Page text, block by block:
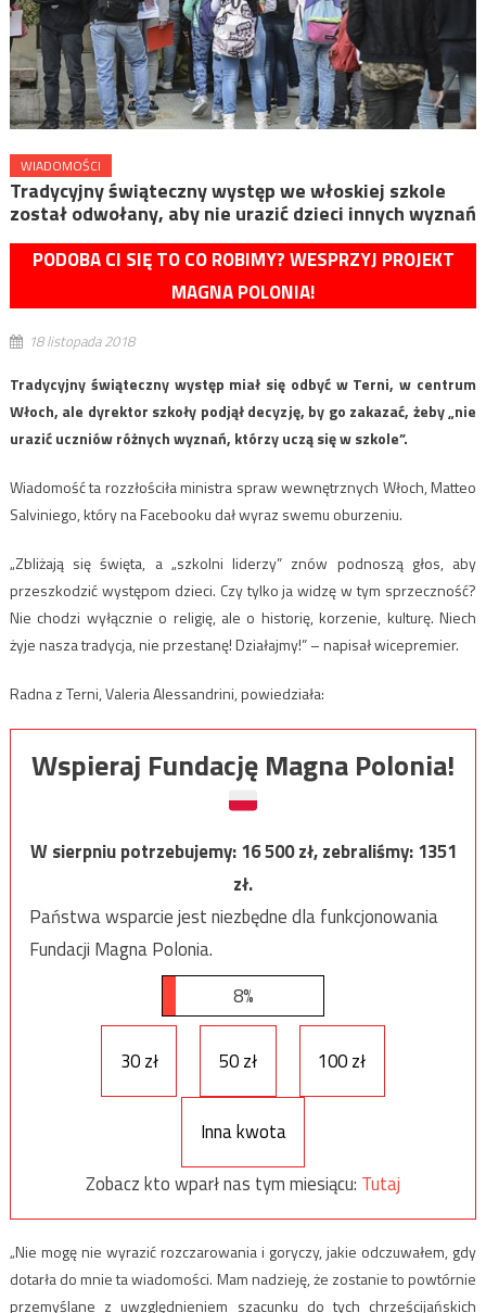
WIADOMOŚCI
Tradycyjny świąteczny występ we włoskiej szkole
został odwołany, aby nie urazić dzieci innych wyznań
PODOBA CI SIĘ TO CO ROBIMY? WESPRZYJ PROJEKT
MAGNA POLONIA!
18 listopada 2018
Tradycyjny świąteczny występ miał się odbyć w Terni, w centrum
Włoch, ale dyrektor szkoły podjął decyzję, by go zakazać, żeby „nie
urazić uczniów różnych wyznań, którzy uczą się w szkole”.
Wiadomość ta rozzłościła ministra spraw wewnętrznych Włoch, Matteo
Salviniego, który na Facebooku dał wyraz swemu oburzeniu.
„Zbliżają się święta, a „szkolni liderzy” znów podnoszą głos, aby
przeszkodzić występom dzieci. Czy tylko ja widzę w tym sprzeczność?
Nie chodzi wyłącznie o religię, ale o historię, korzenie, kulturę. Niech
żyje nasza tradycja, nie przestanę! Działajmy!” – napisał wicepremier.
Radna z Terni, Valeria Alessandrini, powiedziała:
Wspieraj Fundację Magna Polonia!
W sierpniu potrzebujemy:16 500zł, zebraliśmy:1351
zł.
Państwa wsparcie jest niezbędne dla funkcjonowania
Fundacji Magna Polonia.
8%
30 zł 50 zł 100 zł
Inna kwota
Zobacz kto wparł nas tym miesiącu: Tutaj
„Nie mogę nie wyrazić rozczarowania i goryczy, jakie odczuwałem, gdy
dotarła do mnie ta wiadomości. Mam nadzieję, że zostanie to powtórnie
przemyślane z uwzględnieniem szacunku do tych chrześcijańskich